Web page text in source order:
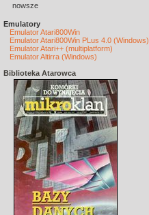
nowsze
Emulatory
Emulator Atari800Win
Emulator Atari800Win PLus 4.0 (Windows)
Emulator Atari++ (multiplatform)
Emulator Altirra (Windows)
Biblioteka Atarowca